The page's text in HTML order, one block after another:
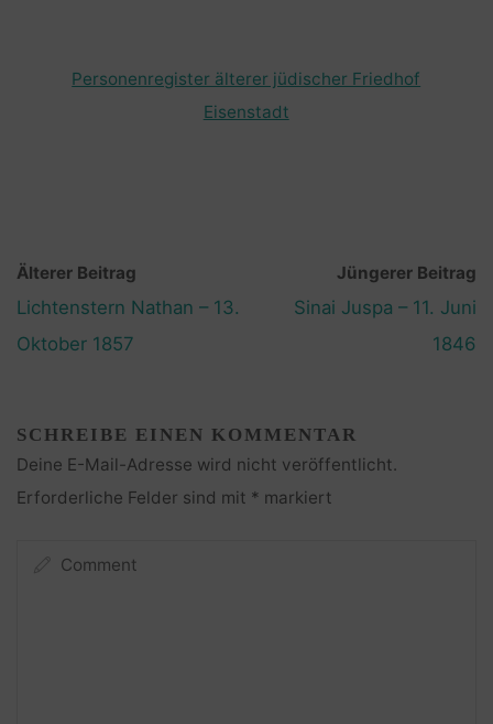
Personenregister älterer jüdischer Friedhof
Eisenstadt
Älterer Beitrag
Lichtenstern Nathan – 13.
Oktober 1857
Jüngerer Beitrag
Sinai Juspa – 11. Juni
1846
SCHREIBE EINEN KOMMENTAR
Deine E-Mail-Adresse wird nicht veröffentlicht.
Erforderliche Felder sind mit * markiert